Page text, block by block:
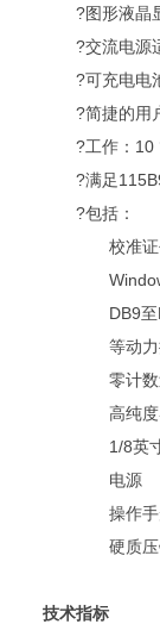
?图形液晶
?交流电源适
?可充电电池
?简捷的用
?工作：10
?满足
?包括：
校准证书
Windows
DB9至RS-
等动力
零计数
高纯度
1/8英寸卡
电源
操作手
硬质压铸
技术指标